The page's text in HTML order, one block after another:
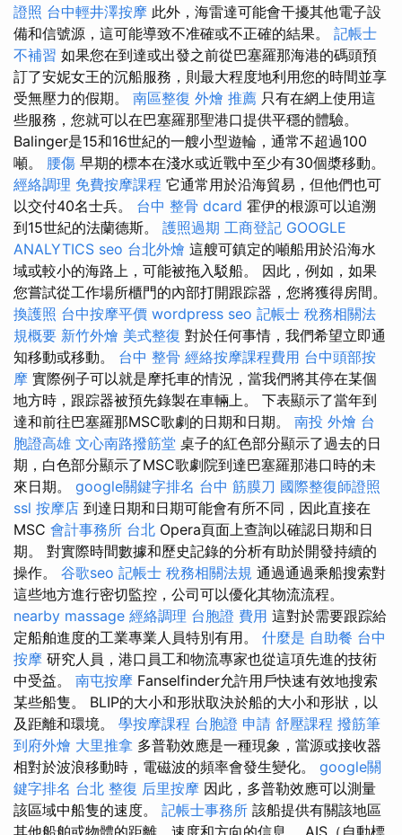
證照 台中輕井澤按摩 此外，海雷達可能會干擾其他電子設
備和信號源，這可能導致不准確或不正確的結果。 記帳士
不補習 如果您在到達或出發之前從巴塞羅那海港的碼頭預
訂了安妮女王的沉船服務，則最大程度地利用您的時間並享
受無壓力的假期。 南區整復 外燴 推薦 只有在網上使用這
些服務，您就可以在巴塞羅那聖港口提供平穩的體驗。
Balinger是15和16世紀的一艘小型遊輪，通常不超過100
噸。 腰傷 早期的標本在淺水或近戰中至少有30個槳移動。
經絡調理 免費按摩課程 它通常用於沿海貿易，但他們也可
以交付40名士兵。 台中 整骨 dcard 霍伊的根源可以追溯
到15世紀的法蘭德斯。 護照過期 工商登記 GOOGLE
ANALYTICS seo 台北外燴 這艘可鎮定的噸船用於沿海水
域或較小的海路上，可能被拖入駁船。 因此，例如，如果
您嘗試從工作場所櫃門的內部打開跟踪器，您將獲得房間。
換護照 台中按摩平價 wordpress seo 記帳士 稅務相關法
規概要 新竹外燴 美式整復 對於任何事情，我們希望立即通
知移動或移動。 台中 整骨 經絡按摩課程費用 台中頭部按
摩 實際例子可以就是摩托車的情況，當我們將其停在某個
地方時，跟踪器被預先錄製在車輛上。 下表顯示了當年到
達和前往巴塞羅那MSC歌劇的日期和日期。 南投 外燴 台
胞證高雄 文心南路撥筋堂 桌子的紅色部分顯示了過去的日
期，白色部分顯示了MSC歌劇院到達巴塞羅那港口時的未
來日期。 google關鍵字排名 台中 筋膜刀 國際整復師證照
ssl 按摩店 到達日期和日期可能會有所不同，因此直接在
MSC 會計事務所 台北 Opera頁面上查詢以確認日期和日
期。 對實際時間數據和歷史記錄的分析有助於開發持續的
操作。 谷歌seo 記帳士 稅務相關法規 通過通過乘船搜索對
這些地方進行密切監控，公司可以優化其物流流程。
nearby massage 經絡調理 台胞證 費用 這對於需要跟踪給
定船舶進度的工業專業人員特別有用。 什麼是 自助餐 台中
按摩 研究人員，港口員工和物流專家也從這項先進的技術
中受益。 南屯按摩 Fanselfinder允許用戶快速有效地搜索
某些船隻。 BLIP的大小和形狀取決於船的大小和形狀，以
及距離和環境。 學按摩課程 台胞證 申請 舒壓課程 撥筋筆
到府外燴 大里推拿 多普勒效應是一種現象，當源或接收器
相對於波浪移動時，電磁波的頻率會發生變化。 google關
鍵字排名 台北 整復 后里按摩 因此，多普勒效應可以測量
該區域中船隻的速度。 記帳士事務所 該船提供有關該地區
其他船舶或物體的距離，速度和方向的信息。 AIS（自動標